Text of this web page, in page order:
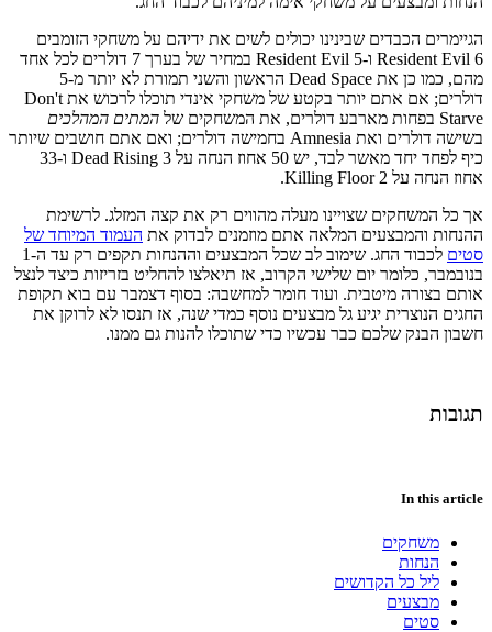
הגיימרים הכבדים שבינינו יכולים לשים את ידיהם על משחקי הזומבים
Resident Evil 6 ו-Resident Evil 5 במחיר של בערך 7 דולרים לכל אחד
מהם, כמו כן את Dead Space הראשון והשני תמורת לא יותר מ-5
דולרים; אם אתם יותר בקטע של משחקי אינדי תוכלו לרכוש את Don't
Starve בפחות מארבע דולרים, את המשחקים של
המתים המהלכים
בשישה דולרים ואת Amnesia בחמישה דולרים; ואם אתם חושבים שיותר
כיף לפחד יחד מאשר לבד, יש 50 אחוז הנחה על Dead Rising 3 ו-33
אחוז הנחה על Killing Floor 2.
אך כל המשחקים שצויינו מעלה מהווים רק את קצה המזלג. לרשימת
ההנחות והמבצעים המלאה אתם מוזמנים לבדוק את העמוד המיוחד של
סטים
לכבוד החג. שימוב לב שכל המבצעים וההנחות תקפים רק עד ה-1
בנובמבר, כלומר יום שלישי הקרוב, אז תיאלצו להחליט בזריזות כיצד לנצל
אותם בצורה מיטבית. ועוד חומר למחשבה: בסוף דצמבר עם בוא תקופת
החגים הנוצרית יגיע גל מבצעים נוסף כמדי שנה, אז תנסו לא לרוקן את
חשבון הבנק שלכם כבר עכשיו כדי שתוכלו להנות גם ממנו.
תגובות
In this article
משחקים
הנחות
ליל כל הקדושים
מבצעים
סטים